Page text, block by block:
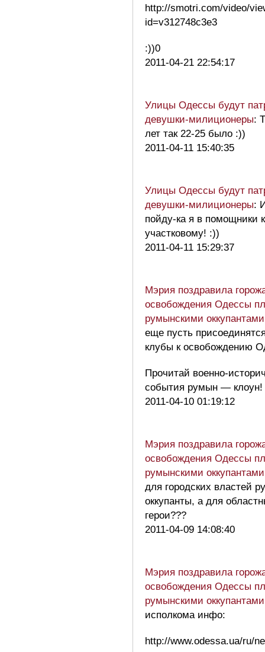
http://smotri.com/video/
id=v312748c3e3
:))0
2011-04-21 22:54:17
Улицы Одессы будут
девушки-милиционеры:
лет так 22-25 было :))
2011-04-11 15:40:35
Улицы Одессы будут
девушки-милиционеры:
пойду-ка я в помощники
участковому! :))
2011-04-11 15:29:37
Мэрия поздравила
освобождения Одессы
румынскими оккупантами
еще пусть
клубы к освобождению
Прочитай военно-
события румын —
2011-04-10 01:19:12
Мэрия поздравила
освобождения Одессы
румынскими оккупантами
для городских властей
оккупанты, а для
герои???
2011-04-09 14:08:40
Мэрия поздравила
освобождения Одессы
румынскими оккупантами
исполкома инфо:
http://www.odessa.ua/ru/